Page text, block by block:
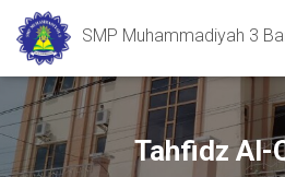
SMP Muhammadiyah 3
Tahfidz Al-